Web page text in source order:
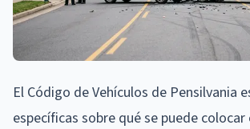
El Código de Vehículos de Pensilvania
específicas sobre qué se puede